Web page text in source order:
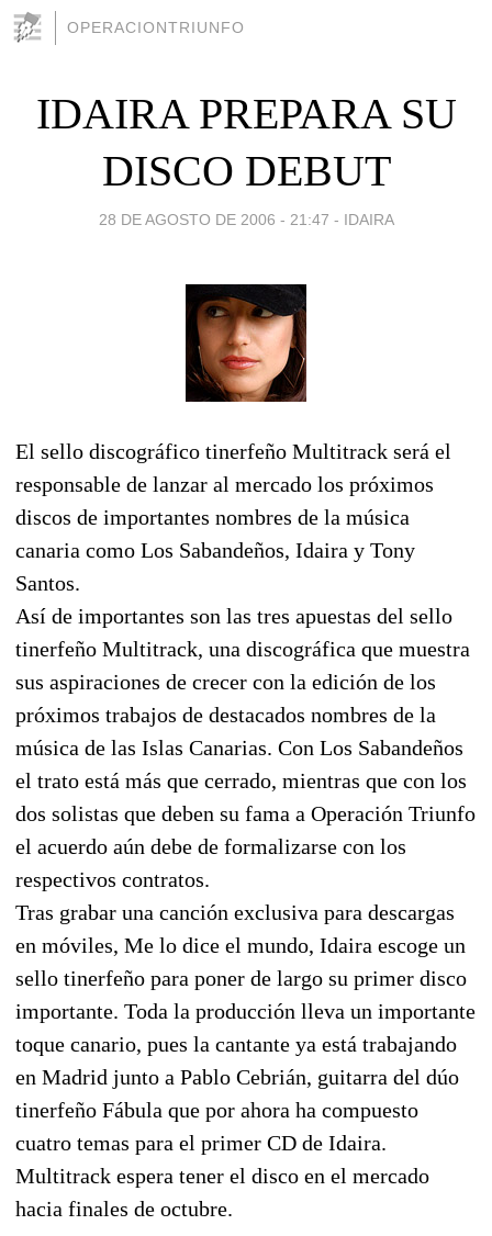
OPERACIONTRIUNFO
IDAIRA PREPARA SU
DISCO DEBUT
28 DE AGOSTO DE 2006 - 21:47 - IDAIRA
El sello discográfico tinerfeño Multitrack será el
responsable de lanzar al mercado los próximos
discos de importantes nombres de la música
canaria como Los Sabandeños, Idaira y Tony
Santos.
Así de importantes son las tres apuestas del sello
tinerfeño Multitrack, una discográfica que muestra
sus aspiraciones de crecer con la edición de los
próximos trabajos de destacados nombres de la
música de las Islas Canarias. Con Los Sabandeños
el trato está más que cerrado, mientras que con los
dos solistas que deben su fama a Operación Triunfo
el acuerdo aún debe de formalizarse con los
respectivos contratos.
Tras grabar una canción exclusiva para descargas
en móviles, Me lo dice el mundo, Idaira escoge un
sello tinerfeño para poner de largo su primer disco
importante. Toda la producción lleva un importante
toque canario, pues la cantante ya está trabajando
en Madrid junto a Pablo Cebrián, guitarra del dúo
tinerfeño Fábula que por ahora ha compuesto
cuatro temas para el primer CD de Idaira.
Multitrack espera tener el disco en el mercado
hacia finales de octubre.